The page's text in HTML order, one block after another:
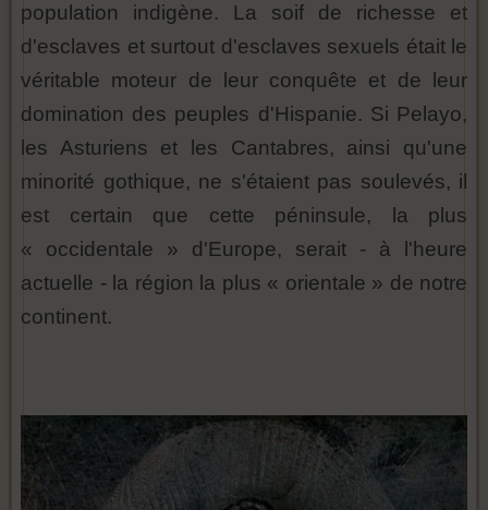
population indigène. La soif de richesse et
d'esclaves et surtout d'esclaves sexuels était le
véritable moteur de leur conquête et de leur
domination des peuples d'Hispanie. Si Pelayo,
les Asturiens et les Cantabres, ainsi qu'une
minorité gothique, ne s'étaient pas soulevés, il
est certain que cette péninsule, la plus
« occidentale » d'Europe, serait - à l'heure
actuelle - la région la plus « orientale » de notre
continent.